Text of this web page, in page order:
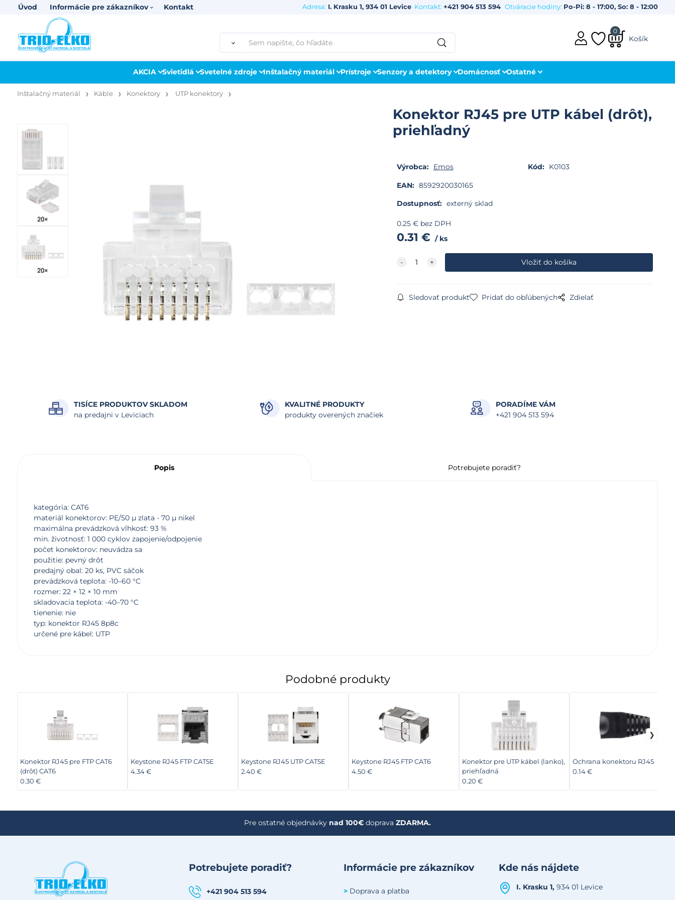
Úvod Informácie pre zákazníkov Kontakt Adresa: I. Krasku 1, 934 01 Levice Kontakt:+421 904 513 594Otváracie hodiny: Po-Pi: 8 - 17:00, So: 8 - 12:00
0
Košík
AKCIA Svietidlá Svetelné zdroje Inštalačný materiál Prístroje Senzory a detektory Domácnosť Ostatné
Inštalačný materiál Káble Konektory UTP konektory
Konektor RJ45 pre UTP kábel (drôt),
priehľadný
Výrobca: Emos Kód: K0103
EAN: 8592920030165
Dostupnosť: externý sklad
0.25€ bez DPH
0.31 € ks
Sledovať produkt Pridať do obľúbených Zdielať
TISÍCE PRODUKTOV SKLADOM
na predajni v Leviciach
KVALITNÉ PRODUKTY
produkty overených značiek
PORADÍME VÁM
+421 904 513 594
Popis Potrebujete poradiť?
kategória: CAT6
materiál konektorov: PE/50 µ zlata - 70 µ nikel
maximálna prevádzková vlhkosť: 93 %
min. životnosť: 1 000 cyklov zapojenie/odpojenie
počet konektorov: neuvádza sa
použitie: pevný drôt
predajný obal: 20 ks, PVC sáčok
prevádzková teplota: -10–60 °C
rozmer: 22 × 12 × 10 mm
skladovacia teplota: -40–70 °C
tienenie: nie
typ: konektor RJ45 8p8c
určené pre kábel: UTP
Podobné produkty
Konektor RJ45 pre FTP CAT6
(drôt) CAT6
0.30 €
Keystone RJ45 FTP CAT5E
4.34 €
Keystone RJ45 UTP CAT5E
2.40 €
Keystone RJ45 FTP CAT6
4.50 €
Konektor pre UTP kábel (lanko),
priehľadná
0.20 €
Ochrana konektoru RJ45
0.14 €
Pre ostatné objednávky nad 100€ doprava ZDARMA.
Potrebujete poradiť?
+421 904 513 594
Informácie pre zákazníkov
> Doprava a platba
Kde nás nájdete
I. Krasku 1, 934 01 Levice